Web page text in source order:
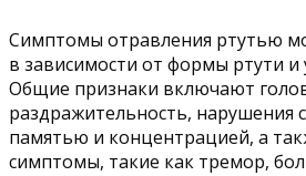
Симптомы отравления ртутью
в зависимости от формы ртути и
Общие признаки включают
раздражительность, нарушения
памятью и концентрацией, а
симптомы, такие как тремор,